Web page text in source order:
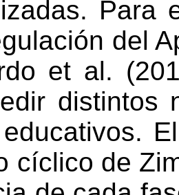
Para
del
et al.
distintos
cíclico de